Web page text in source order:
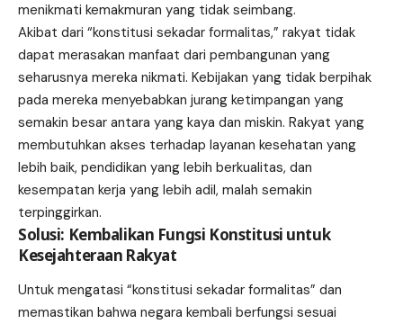
menikmati kemakmuran yang tidak seimbang.
Akibat dari “konstitusi sekadar formalitas,” rakyat tidak
dapat merasakan manfaat dari pembangunan yang
seharusnya mereka nikmati. Kebijakan yang tidak berpihak
pada mereka menyebabkan jurang ketimpangan yang
semakin besar antara yang kaya dan miskin. Rakyat yang
membutuhkan akses terhadap layanan kesehatan yang
lebih baik, pendidikan yang lebih berkualitas, dan
kesempatan kerja yang lebih adil, malah semakin
terpinggirkan.
Solusi: Kembalikan Fungsi Konstitusi untuk
Kesejahteraan Rakyat
Untuk mengatasi “konstitusi sekadar formalitas” dan
memastikan bahwa negara kembali berfungsi sesuai